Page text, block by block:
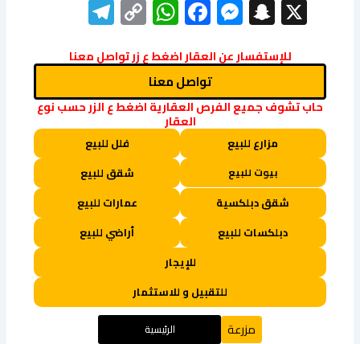
X
Snapchat
Messenger
Facebook
WhatsApp
Copy
Link
للإستفسار عن العقار اضغط ع زر تواصل معنا
تواصل معنا
حاب تشوف جميع الفرص العقارية اضغط ع الزر حسب نوع
العقار
مزارع للبيع فلل للبيع
بيوت للبيع
شقق للبيع
شقق دبلكسية
عمارات للبيع
دبلكسات للبيع
أراضي للبيع
للإيجار
للتقبيل و للاستثمار
مزرعة الرئيسية